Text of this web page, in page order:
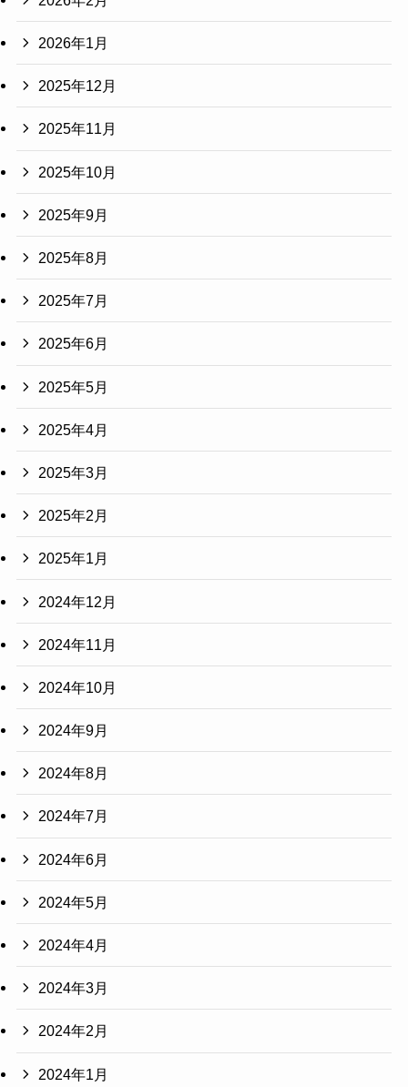
2026年1月
2025年12月
2025年11月
2025年10月
2025年9月
2025年8月
2025年7月
2025年6月
2025年5月
2025年4月
2025年3月
2025年2月
2025年1月
2024年12月
2024年11月
2024年10月
2024年9月
2024年8月
2024年7月
2024年6月
2024年5月
2024年4月
2024年3月
2024年2月
2024年1月